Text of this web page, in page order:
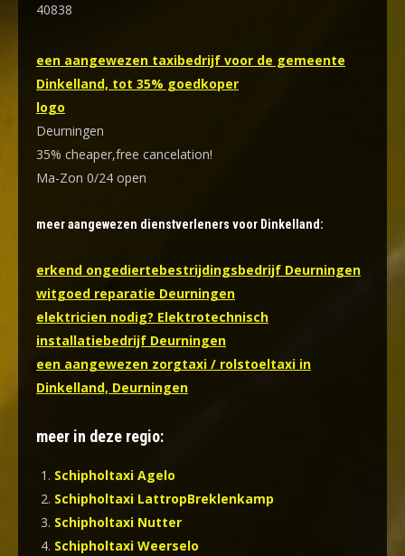
40838
een aangewezen taxibedrijf voor de gemeente
Dinkelland, tot 35% goedkoper
logo
Deurningen
35% cheaper,free cancelation!
Ma-Zon 0/24 open
meer aangewezen dienstverleners voor Dinkelland:
erkend ongediertebestrijdingsbedrijf Deurningen
witgoed reparatie Deurningen
elektricien nodig? Elektrotechnisch
installatiebedrijf Deurningen
een aangewezen zorgtaxi / rolstoeltaxi in
Dinkelland, Deurningen
meer in deze regio:
Schipholtaxi Agelo
Schipholtaxi LattropBreklenkamp
Schipholtaxi Nutter
Schipholtaxi Weerselo